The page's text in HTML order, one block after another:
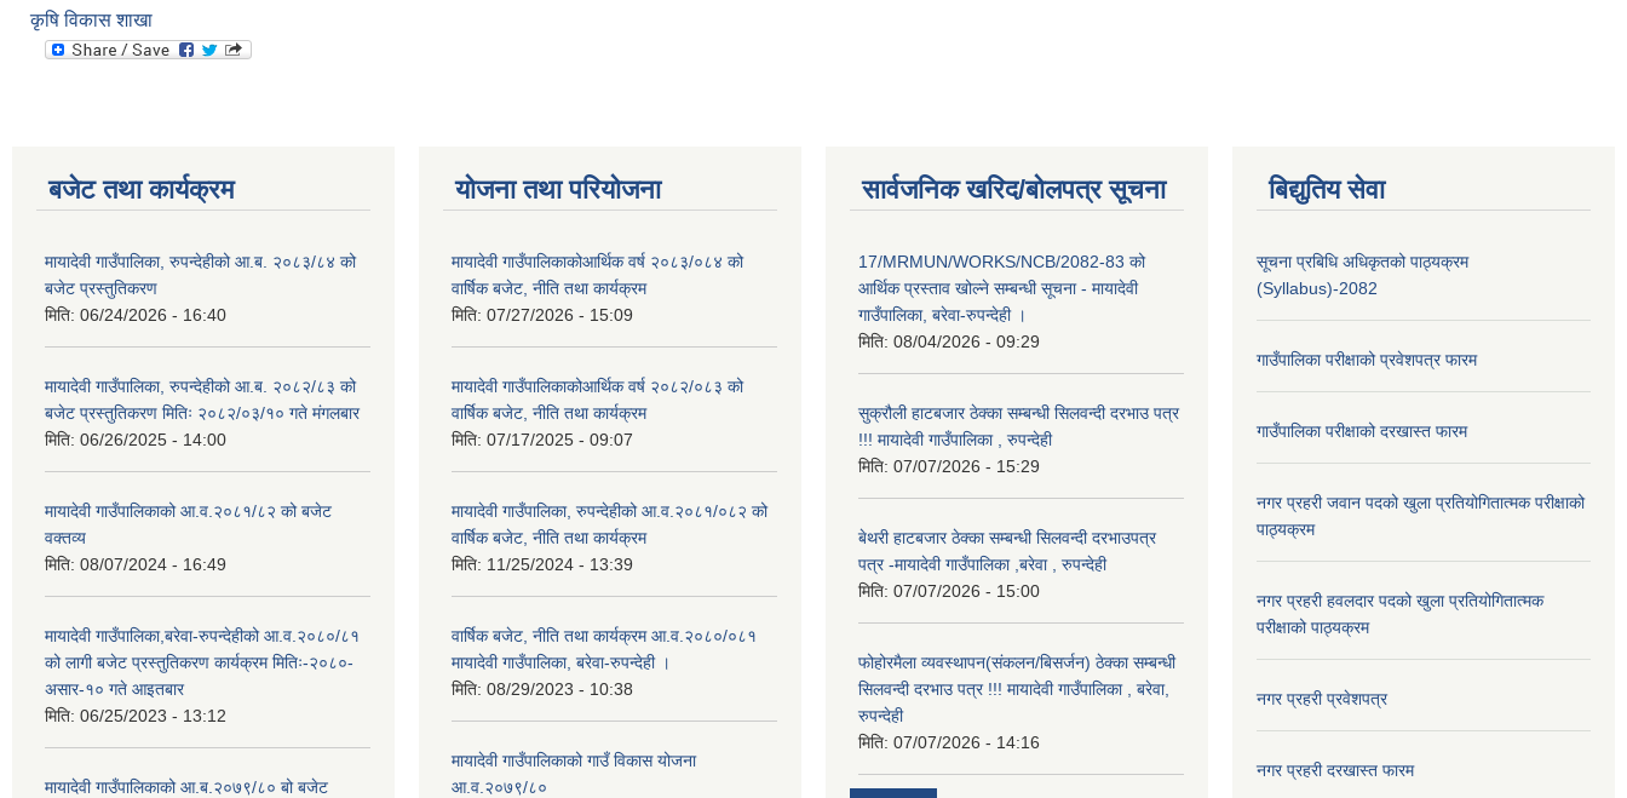
कृषि विकास शाखा
बजेट तथा कार्यक्रम
मायादेवी गाउँपालिका, रुपन्देहीको आ.ब. २०८३/८४ को
बजेट प्रस्तुतिकरण
मिति: 06/24/2026 - 16:40
मायादेवी गाउँपालिका, रुपन्देहीको आ.ब. २०८२/८३ को
बजेट प्रस्तुतिकरण मितिः २०८२/०३/१० गते मंगलबार
मिति: 06/26/2025 - 14:00
मायादेवी गाउँपालिकाको आ.व.२०८१/८२ को बजेट
वक्तव्य
मिति: 08/07/2024 - 16:49
मायादेवी गाउँपालिका,बरेवा-रुपन्देहीको आ.व.२०८०/८१
को लागी बजेट प्रस्तुतिकरण कार्यक्रम मितिः-२०८०-
असार-१० गते आइतबार
मिति: 06/25/2023 - 13:12
मायादेवी गाउँपालिकाको आ.ब.२०७९/८० बो बजेट
योजना तथा परियोजना
मायादेवी गाउँपालिकाकोआर्थिक वर्ष २०८३/०८४ को
वार्षिक बजेट, नीति तथा कार्यक्रम
मिति: 07/27/2026 - 15:09
मायादेवी गाउँपालिकाकोआर्थिक वर्ष २०८२/०८३ को
वार्षिक बजेट, नीति तथा कार्यक्रम
मिति: 07/17/2025 - 09:07
मायादेवी गाउँपालिका, रुपन्देहीको आ.व.२०८१/०८२ को
वार्षिक बजेट, नीति तथा कार्यक्रम
मिति: 11/25/2024 - 13:39
वार्षिक बजेट, नीति तथा कार्यक्रम आ.व.२०८०/०८१
मायादेवी गाउँपालिका, बरेवा-रुपन्देही ।
मिति: 08/29/2023 - 10:38
मायादेवी गाउँपालिकाको गाउँ विकास योजना
आ.व.२०७९/८०
सार्वजनिक खरिद/बोलपत्र सूचना
17/MRMUN/WORKS/NCB/2082-83 को
आर्थिक प्रस्ताव खोल्ने सम्बन्धी सूचना - मायादेवी
गाउँपालिका, बरेवा-रुपन्देही ।
मिति: 08/04/2026 - 09:29
सुक्रौली हाटबजार ठेक्का सम्बन्धी सिलवन्दी दरभाउ पत्र
!!! मायादेवी गाउँपालिका , रुपन्देही
मिति: 07/07/2026 - 15:29
बेथरी हाटबजार ठेक्का सम्बन्धी सिलवन्दी दरभाउपत्र
पत्र -मायादेवी गाउँपालिका ,बरेवा , रुपन्देही
मिति: 07/07/2026 - 15:00
फोहोरमैला व्यवस्थापन(संकलन/बिसर्जन) ठेक्का सम्बन्धी
सिलवन्दी दरभाउ पत्र !!! मायादेवी गाउँपालिका , बरेवा,
रुपन्देही
मिति: 07/07/2026 - 14:16
बिद्युतिय सेवा
सूचना प्रबिधि अधिकृतको पाठ्यक्रम
(Syllabus)-2082
गाउँपालिका परीक्षाको प्रवेशपत्र फारम
गाउँपालिका परीक्षाको दरखास्त फारम
नगर प्रहरी जवान पदको खुला प्रतियोगितात्मक परीक्षाको
पाठ्यक्रम
नगर प्रहरी हवलदार पदको खुला प्रतियोगितात्मक
परीक्षाको पाठ्यक्रम
नगर प्रहरी प्रवेशपत्र
नगर प्रहरी दरखास्त फारम